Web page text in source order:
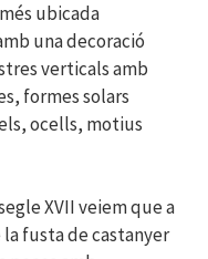
ubicada
una decoració
verticals amb
formes solars
ocells, motius
XVII veiem que a
fusta de castanyer